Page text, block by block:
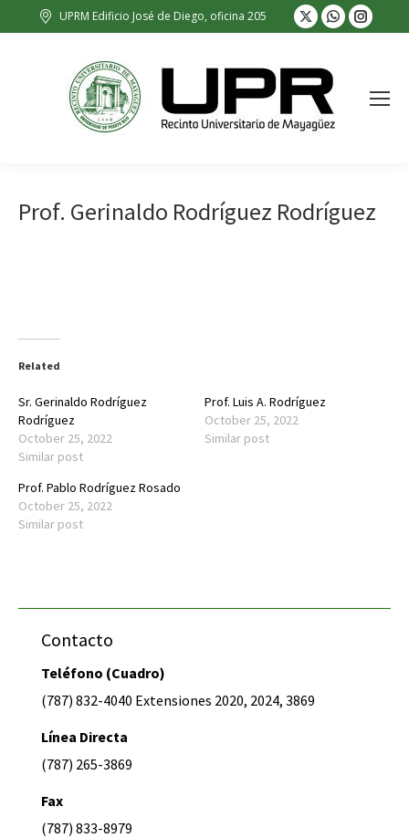
UPRM Edificio José de Diego, oficina 205
X
page
opens
in
new
window
Whatsapp
pagepage
in
new
Prof. Gerinaldo Rodríguez Rodríguez
Related
Sr. Gerinaldo Rodríguez
Rodríguez
October 25, 2022
Similar post
Prof. Luis A. Rodríguez
October 25, 2022
Similar post
Prof. Pablo Rodríguez Rosado
October 25, 2022
Similar post
Contacto
Teléfono (Cuadro)
(787) 832-4040 Extensiones 2020, 2024, 3869
Línea Directa
(787) 265-3869
Fax
(787) 833-8979